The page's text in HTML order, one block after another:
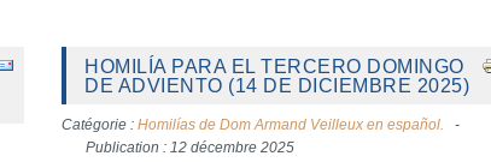
HOMILÍA PARA EL TERCERO DOMINGO
DE ADVIENTO (14 DE DICIEMBRE 2025)
Catégorie :Homilías de Dom Armand Veilleux en español.
Publication : 12 décembre 2025